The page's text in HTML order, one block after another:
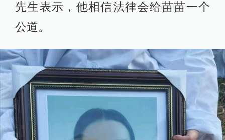
先生表示，他相信法律会给苗苗一个
公道。